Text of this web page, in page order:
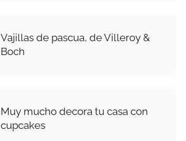
Vajillas de pascua, de Villeroy &
Boch
Muy mucho decora tu casa con
cupcakes